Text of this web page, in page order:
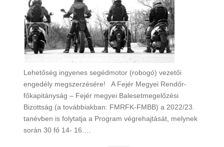
Lehetőség ingyenes segédmotor (robogó) vezetői
engedély megszerzésére! A Fejér Megyei Rendőr-
főkapitányság – Fejér megyei Balesetmegelőzési
Bizottság (a továbbiakban: FMRFK-FMBB) a 2022/23.
tanévben is folytatja a Program végrehajtását, melynek
során 30 fő 14- 16.…